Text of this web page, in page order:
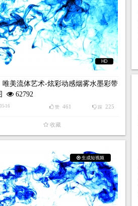
HD
唯美流体艺术-炫彩动感烟雾水墨彩带
62792
16 踩 225
赞 461
收藏
生成短视频